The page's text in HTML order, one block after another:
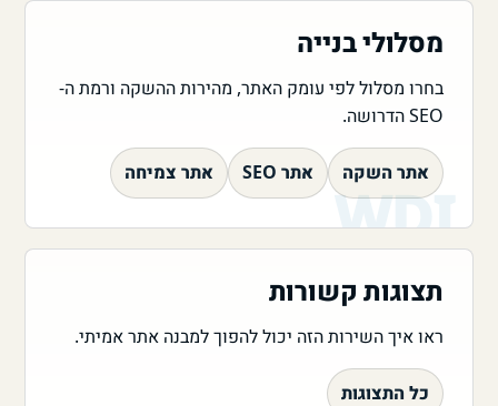
מסלולי בנייה
בחרו מסלול לפי עומק האתר, מהירות ההשקה ורמת ה-
SEO הדרושה.
אתר השקה אתר SEO אתר צמיחה
תצוגות קשורות
ראו איך השירות הזה יכול להפוך למבנה אתר אמיתי.
כל התצוגות